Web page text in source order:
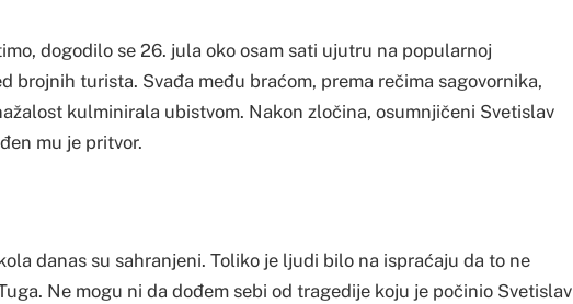
dogodilo se 26. jula oko osam sati ujutru na popularnoj
brojnih turista. Svađa među braćom, prema rečima sagovornika,
kulminirala ubistvom. Nakon zločina, osumnjičeni Svetislav
mu je pritvor.
danas su sahranjeni. Toliko je ljudi bilo na ispraćaju da to ne
Ne mogu ni da dođem sebi od tragedije koju je počinio Svetislav